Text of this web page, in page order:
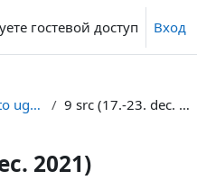
гостевой доступ Вход
Kripto uganke 9 src (17.-23. dec. 2021)
2021)